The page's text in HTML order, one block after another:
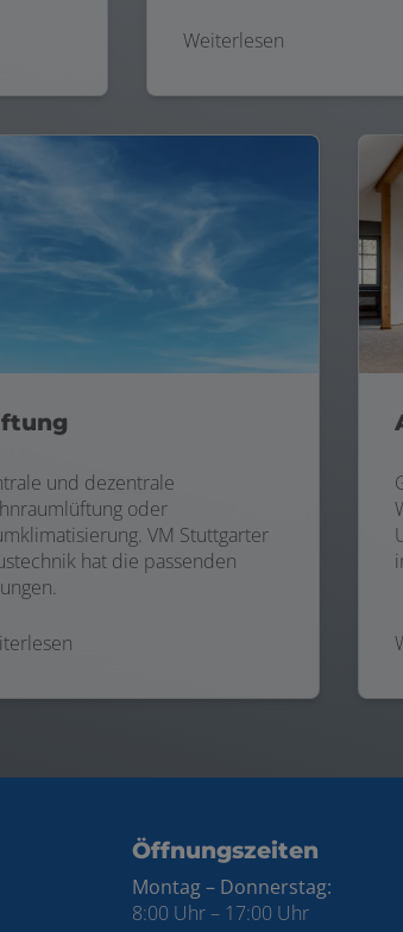
Weiterlesen
und dezentrale
oder
VM Stuttgarter
hat die passenden
Öffnungszeiten
Montag – Donnerstag:
8:00 Uhr – 17:00 Uhr